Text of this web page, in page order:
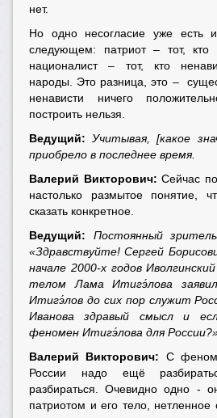
нет.
Но одно несогласие уже есть
следующем: патриот – тот, кто
националист – тот, кто
народы. Это разница, это –
ненависти ничего
построить нельзя.
Ведущий:Учитывая, [какое
приобрело в последнее время.
Валерий Викторович: Сейчас
настолько размытое понятие,
сказать конкретное.
Ведущий:
Постоянный
«Здравствуйте! Сергей
начале 2000-х годов
телом Лама Итигэ́лова
Итигэ́лов до сих пор служит
Иванова здравый смысл и
феномен Итигэ́лова для
Валерий Викторович: С
России надо ещё
разбираться. Очевидно одно -
патриотом и его тело, нетленное